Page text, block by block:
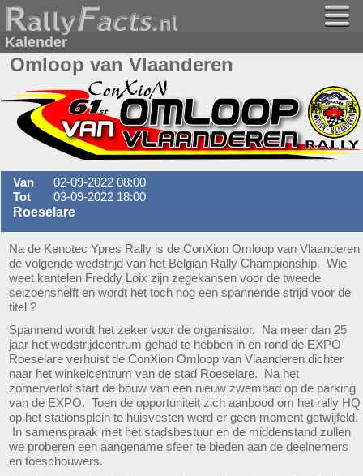
Kalender
Omloop van Vlaanderen
Van
02-09-2022 08:00
Tot
03-09-2022 18:00
Roeselare
Na de Kenotec Ypres Rally is de ConXion Omloop van Vlaanderen
de volgende wedstrijd van het Belgian Rally Championship. Wie
weet kantelen Freddy Loix zijn zegekansen voor de tweede
seizoenshelft en wordt het toch nog een spannende strijd voor de
titel ?
Spannend wordt het zeker voor de organisator. Na meer dan 25
jaar het wedstrijdcentrum gehad te hebben in en rond de EXPO
Roeselare verhuist de ConXion Omloop van Vlaanderen dichter
naar het winkelcentrum van de stad Roeselare. Na het
zomerverlof start de bouw van een nieuw zwembad op de parking
van de EXPO. Toen de opportuniteit zich aanbood om het rally HQ
op het stationsplein te huisvesten werd er geen moment getwijfeld.
In samenspraak met het stadsbestuur en de middenstand zullen
we proberen een aangename sfeer te bieden aan de deelnemers
en toeschouwers.